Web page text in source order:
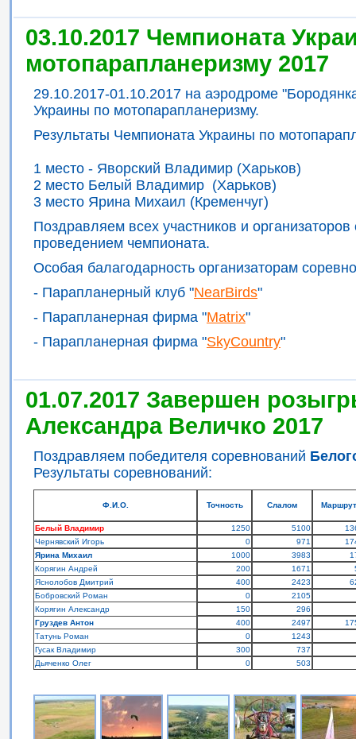
03.10.2017 Чемпионата
мотопарапланеризму 2017
29.10.2017-01.10.2017 на аэродроме
Украины по мотопарапланеризму.
Результаты Чемпионата Украины по
1 место - Яворский Владимир (Харьков)
2 место Белый Владимир (Харьков)
3 место Ярина Михаил (Кременчуг)
Поздравляем всех участников и
проведением чемпионата.
Особая балагодарность организаторам
- Парапланерный клуб "NearBirds"
- Парапланерная фирма "Matrix"
- Парапланерная фирма "SkyCountry"
01.07.2017 Завершен
Александра Величко 2017
Поздравляем победителя соревнований
Результаты соревнований:
Ф.И.О. Точность Слалом Маршрут
Белый Владимир 1250 5100
Чернявский Игорь
0 971
Ярина Михаил
1000 3983
Корягин Андрей
200 1671
Яснолобов Дмитрий
400 2423
Бобровский Роман
0
2105
Корягин Александр
150
296
Груздев Антон
400 2497
Татунь Роман
0
1243
Гусак Владимир
300
737
Дьяченко Олег
0 503